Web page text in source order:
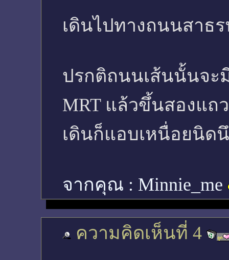
เดินไปทางถนนสาธ
ปรกติถนนเส้นนั้นจะ
MRT แล้วขึ้นสองแถ
เดินก็แอบเหนื่อยนิด
จากคุณ : Minnie_me
ความคิดเห็นที่ 4